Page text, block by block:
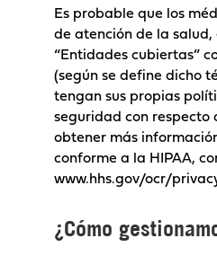
Es probable que los
de atención de la
“Entidades cubiertas”
(según se define dicho
tengan sus propias
seguridad con respecto
obtener más
conforme a la HIPAA,
www.hhs.gov/ocr/
¿Cómo